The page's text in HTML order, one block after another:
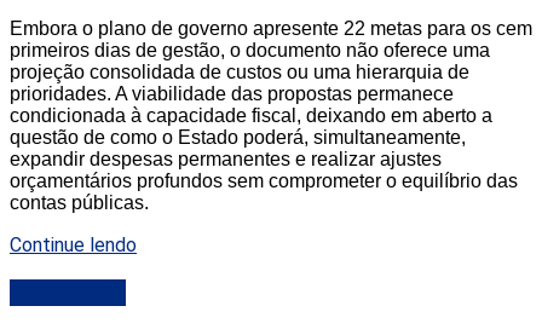
Embora o plano de governo apresente 22 metas para os cem
primeiros dias de gestão, o documento não oferece uma
projeção consolidada de custos ou uma hierarquia de
prioridades. A viabilidade das propostas permanece
condicionada à capacidade fiscal, deixando em aberto a
questão de como o Estado poderá, simultaneamente,
expandir despesas permanentes e realizar ajustes
orçamentários profundos sem comprometer o equilíbrio das
contas públicas.
Continue lendo